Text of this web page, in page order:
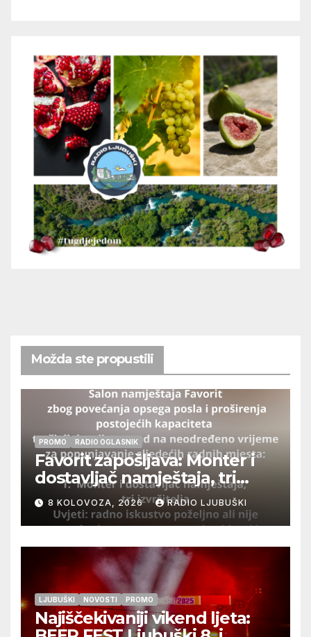
Možda ste propustili
PROMO RADIO OGLASNIK
Favorit zapošljava: Monter i
dostavljač namještaja, tri
izvršitelja
8 KOLOVOZA, 2026 RADIO LJUBUŠKI
LJUBUŠKI NOVOSTI PROMO
Najiščekivaniji vikend ljeta: